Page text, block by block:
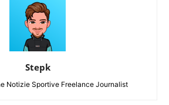
Stepk
Notizie Sportive Freelance Journalist